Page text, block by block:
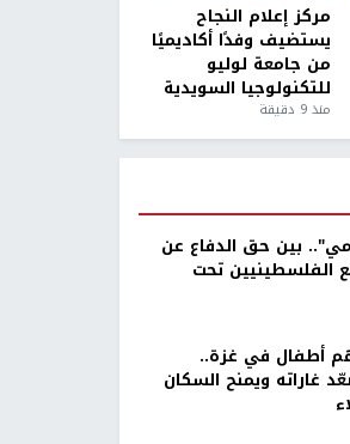
مركز إعلام النجاح
يستضيف وفدًا أكاديميًا
من جامعة لوليو
للتكنولوجيا السويدية
منذ 9 دقيقة
بين حق الدفاع عن
الفلسطينيين تحت
أطفال في غزة..
غاراته ويمنح السكان